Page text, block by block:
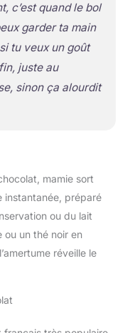
c’est quand le bol
garder ta main
tu veux un goût
juste au
sinon ça alourdit
mamie sort
instantanée, préparé
ou du lait
ou un thé noir en
réveille le